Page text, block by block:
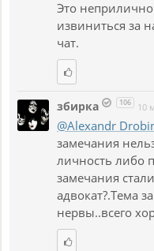
Это
извиниться за
чат.
збирка 106 10
@Alexandr
замечания
личность либо
замечания
адвокат?.Тема
нервы..всего